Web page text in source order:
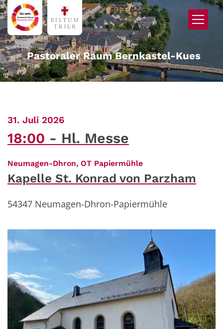
Zum Inhalt springen
Pastoraler Raum Bernkastel-Kues
31. Juli 2026:
18:00 Hl. Messe
Neumagen-Dhron, OT Papiermühle:
Kapelle St. Konrad von Parzham
54347 Neumagen-Dhron-Papiermühle